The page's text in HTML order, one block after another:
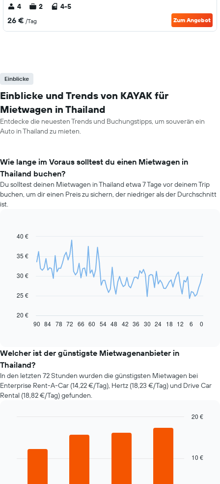
4 2 4-5
26 € /Tag Zum Angebot
Einblicke
Einblicke und Trends von KAYAK für
Mietwagen in Thailand
Entdecke die neuesten Trends und Buchungstipps, um souverän ein
Auto in Thailand zu mieten.
Wie lange im Voraus solltest du einen Mietwagen in
Thailand buchen?
Du solltest deinen Mietwagen in Thailand etwa 7 Tage vor deinem Trip
buchen, um dir einen Preis zu sichern, der niedriger als der Durchschnitt
ist.
Line
91
points.
Das
Diagramm
der
Preis
eines
Mietwagens
entwickelt,
wenn
Diagramm
Chart
20 €
25 €
30 €
35 €
40 €
90 84 78 72 66 60 54 48 42 36 30 24 18 12 6 0
Welcher ist der günstigste Mietwagenanbieter in
Thailand?
In den letzten 72 Stunden wurden die günstigsten Mietwagen bei
Enterprise Rent-A-Car (14,22 €/Tag), Hertz (18,23 €/Tag) und Drive Car
Rental (18,82 €/Tag) gefunden.
10 €
20 €